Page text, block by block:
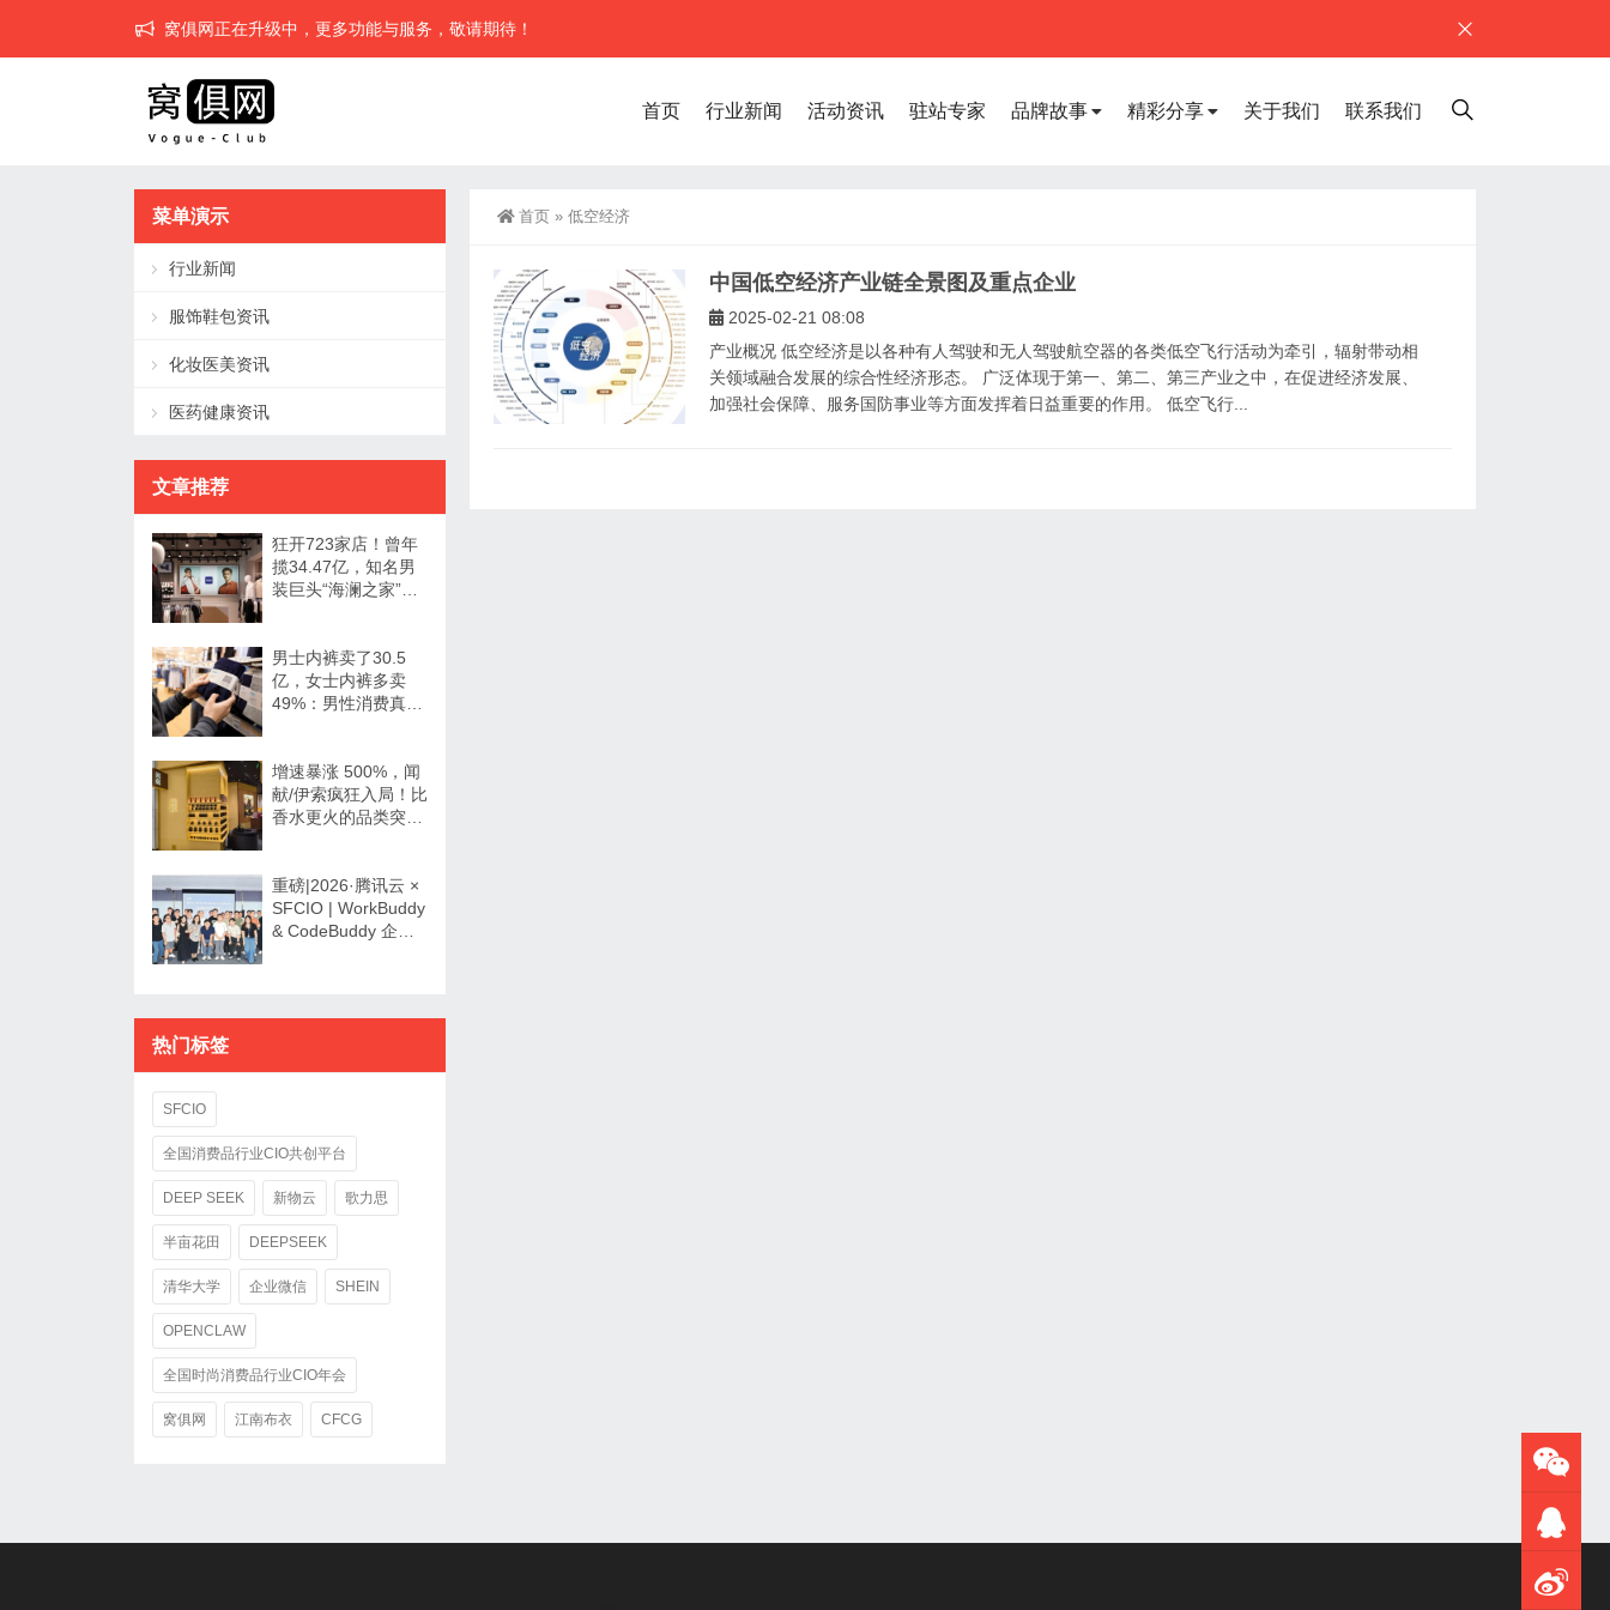
窝俱网正在升级中，更多功能与服务，敬请期待！
首页 行业新闻 活动资讯 驻站专家 品牌故事 精彩分享 关于我们 联系我们
首页 » 低空经济
中国低空经济产业链全景图及重点企业
2025-02-21 08:08
产业概况 低空经济是以各种有人驾驶和无人驾驶航空器的各类低空飞行活动为牵引，辐射带动相
关领域融合发展的综合性经济形态。 广泛体现于第一、第二、第三产业之中，在促进经济发展、
加强社会保障、服务国防事业等方面发挥着日益重要的作用。 低空飞行...
菜单演示
行业新闻
服饰鞋包资讯
化妆医美资讯
医药健康资讯
文章推荐
狂开723家店！曾年
揽34.47亿，知名男
装巨头“海澜之家”帮
男士内裤卖了30.5
亿，女士内裤多卖
49%：男性消费真的
增速暴涨 500%，闻
献/伊索疯狂入局！比
香水更火的品类突然
重磅|2026·腾讯云 ×
SFCIO | WorkBuddy
& CodeBuddy 企业
热门标签
SFCIO
全国消费品行业CIO共创平台
DEEP SEEK 新物云 歌力思
半亩花田 DEEPSEEK
清华大学 企业微信 SHEIN
OPENCLAW
全国时尚消费品行业CIO年会
窝俱网 江南布衣 CFCG